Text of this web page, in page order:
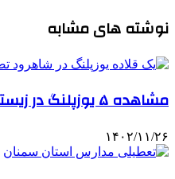
نوشته های مشابه
مشاهده ۵ یوزپلنگ در زیستکره توران شاهرود
۱۴۰۲/۱۱/۲۶